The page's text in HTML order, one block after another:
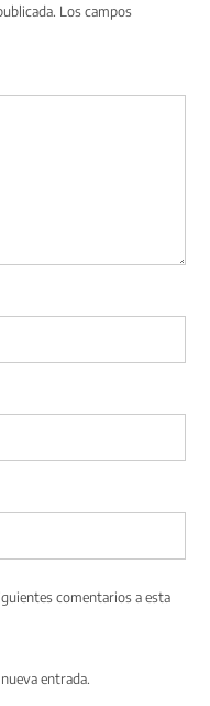
Los campos
comentarios a esta
entrada.